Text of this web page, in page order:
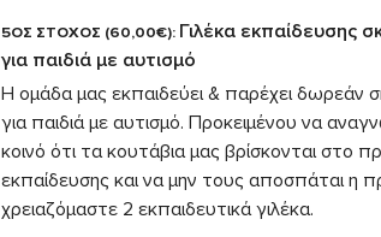
5ΟΣ ΣΤΟΧΟΣ (60,00€): Γιλέκα εκπαίδευσης
για παιδιά με αυτισμό
Η ομάδα μας εκπαιδεύει & παρέχει δωρεάν
για παιδιά με αυτισμό. Προκειμένου να
κοινό ότι τα κουτάβια μας βρίσκονται στο
εκπαίδευσης και να μην τους αποσπάται η
χρειαζόμαστε 2 εκπαιδευτικά γιλέκα.